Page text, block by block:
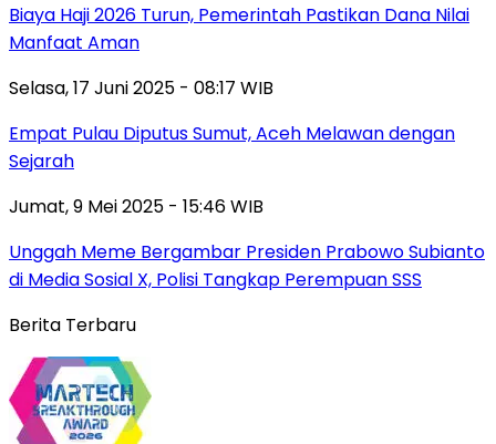
Biaya Haji 2026 Turun, Pemerintah Pastikan Dana Nilai
Manfaat Aman
Selasa, 17 Juni 2025 - 08:17 WIB
Empat Pulau Diputus Sumut, Aceh Melawan dengan
Sejarah
Jumat, 9 Mei 2025 - 15:46 WIB
Unggah Meme Bergambar Presiden Prabowo Subianto
di Media Sosial X, Polisi Tangkap Perempuan SSS
Berita Terbaru